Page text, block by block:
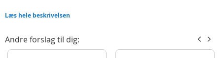
Detaljer:
Læs hele beskrivelsen
Andre forslag til dig: